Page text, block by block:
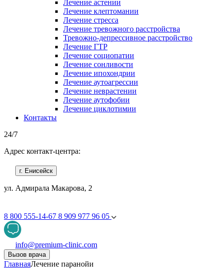
Лечение астении
Лечение клептомании
Лечение стресса
Лечение тревожного расстройства
Тревожно-депрессивное расстройство
Лечение ГТР
Лечение социопатии
Лечение сонливости
Лечение ипохондрии
Лечение аутоагрессии
Лечение неврастении
Лечение аутофобии
Лечение циклотимии
Контакты
24/7
Адрес контакт-центра:
г. Енисейск
ул. Адмирала Макарова, 2
8 800 555-14-67 8 909 977 96 05
info@premium-clinic.com
Вызов врача
ГлавнаяЛечение паранойи